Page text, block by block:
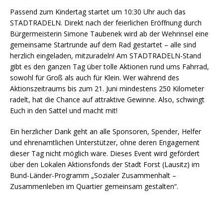
Passend zum Kindertag startet um 10:30 Uhr auch das
STADTRADELN. Direkt nach der feierlichen Eröffnung durch
Bürgermeisterin Simone Taubenek wird ab der Wehrinsel eine
gemeinsame Startrunde auf dem Rad gestartet – alle sind
herzlich eingeladen, mitzuradeln! Am STADTRADELN-Stand
gibt es den ganzen Tag über tolle Aktionen rund ums Fahrrad,
sowohl für Groß als auch für Klein. Wer während des
Aktionszeitraums bis zum 21. Juni mindestens 250 Kilometer
radelt, hat die Chance auf attraktive Gewinne. Also, schwingt
Euch in den Sattel und macht mit!
Ein herzlicher Dank geht an alle Sponsoren, Spender, Helfer
und ehrenamtlichen Unterstützer, ohne deren Engagement
dieser Tag nicht möglich wäre. Dieses Event wird gefördert
über den Lokalen Aktionsfonds der Stadt Forst (Lausitz) im
Bund-Länder-Programm „Sozialer Zusammenhalt –
Zusammenleben im Quartier gemeinsam gestalten“.